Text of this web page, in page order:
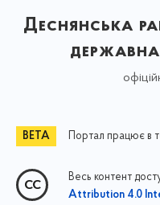
Деснянська
державна
Портал працює в
Весь контент
Attribution 4.0